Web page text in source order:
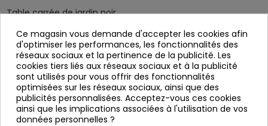
Table carrée de jardin noir.
Fabriqué en polypropylène, avec protection UV ( rayons
ultraviolets)
Mesures:
Largeur: 72,5 cm
Profondeur : 72,5 cm
Hauteur: 74,5 cm
Ce magasin vous demande d'accepter les cookies afin
d'optimiser les performances, les fonctionnalités des
réseaux sociaux et la pertinence de la publicité. Les
cookies tiers liés aux réseaux sociaux et à la publicité
sont utilisés pour vous offrir des fonctionnalités
optimisées sur les réseaux sociaux, ainsi que des
publicités personnalisées. Acceptez-vous ces cookies
ainsi que les implications associées à l'utilisation de vos
données personnelles ?